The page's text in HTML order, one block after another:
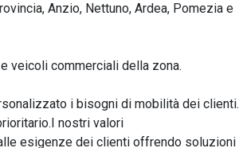
Anzio, Nettuno, Ardea, Pomezia e
veicoli commerciali della zona.
i bisogni di mobilità dei clienti.
nostri valori
esigenze dei clienti offrendo soluzioni